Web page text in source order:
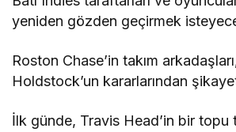
yeniden gözden geçirmek
Roston Chase’in takım
Holdstock’un kararlarından
İlk günde, Travis Head’in bir topu